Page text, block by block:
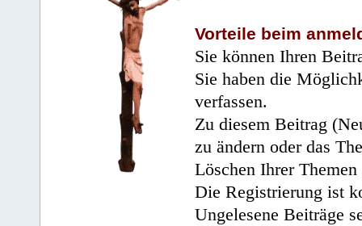
Vorteile beim
Sie können Ihren
Sie haben die
verfassen.
Zu diesem Beitrag
zu ändern oder das
Löschen Ihrer
Die Registrierung ist
Ungelesene Beiträge